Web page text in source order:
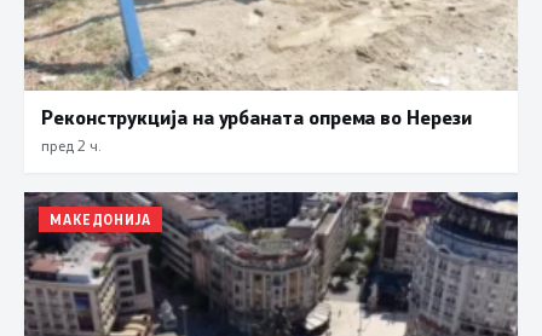
Реконструкција на урбаната опрема во Нерези
пред 2 ч.
МАКЕДОНИЈА